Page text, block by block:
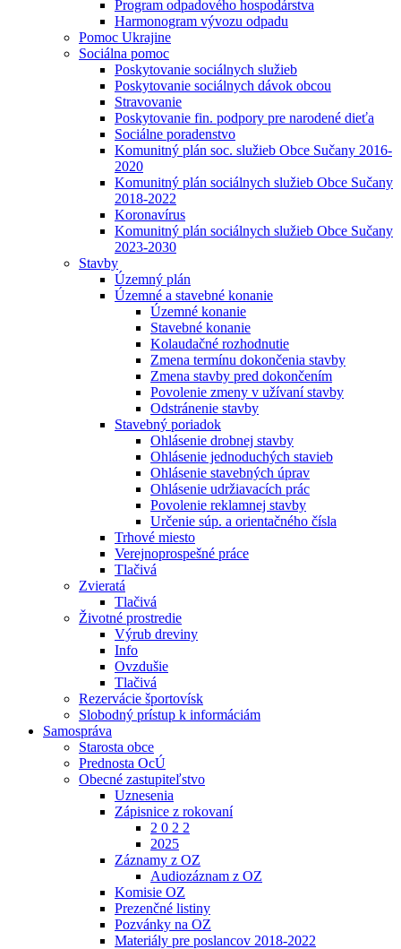
Program odpadového hospodárstva
Harmonogram vývozu odpadu
Pomoc Ukrajine
Sociálna pomoc
Poskytovanie sociálnych služieb
Poskytovanie sociálnych dávok obcou
Stravovanie
Poskytovanie fin. podpory pre narodené dieťa
Sociálne poradenstvo
Komunitný plán soc. služieb Obce Sučany 2016-
2020
Komunitný plán sociálnych služieb Obce Sučany
2018-2022
Koronavírus
Komunitný plán sociálnych služieb Obce Sučany
2023-2030
Stavby
Územný plán
Územné a stavebné konanie
Územné konanie
Stavebné konanie
Kolaudačné rozhodnutie
Zmena termínu dokončenia stavby
Zmena stavby pred dokončením
Povolenie zmeny v užívaní stavby
Odstránenie stavby
Stavebný poriadok
Ohlásenie drobnej stavby
Ohlásenie jednoduchých stavieb
Ohlásenie stavebných úprav
Ohlásenie udržiavacích prác
Povolenie reklamnej stavby
Určenie súp. a orientačného čísla
Trhové miesto
Verejnoprospešné práce
Tlačivá
Zvieratá
Tlačivá
Životné prostredie
Výrub dreviny
Info
Ovzdušie
Tlačivá
Rezervácie športovísk
Slobodný prístup k informáciám
Samospráva
Starosta obce
Prednosta OcÚ
Obecné zastupiteľstvo
Uznesenia
Zápisnice z rokovaní
2 0 2 2
2025
Záznamy z OZ
Audiozáznam z OZ
Komisie OZ
Prezenčné listiny
Pozvánky na OZ
Materiály pre poslancov 2018-2022